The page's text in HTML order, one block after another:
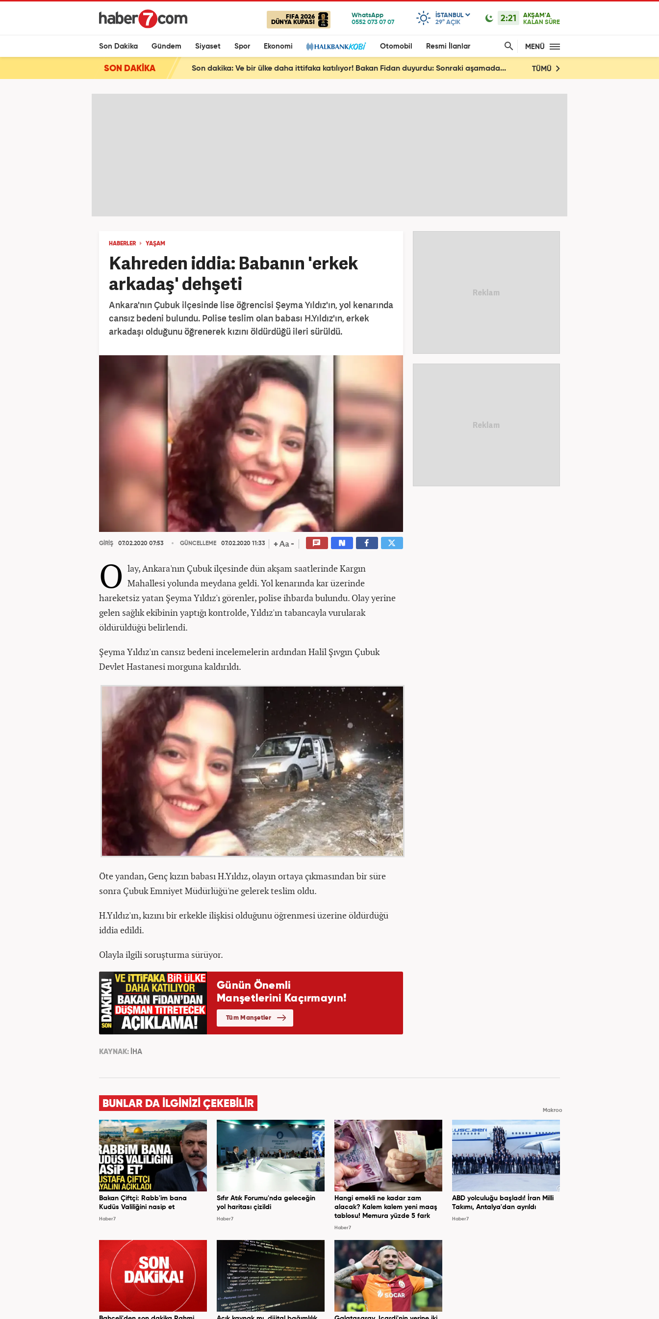
FIFA 2026
DÜNYA KUPASI
ISTANBUL
29° AÇIK 2:21
AKŞAM'A
KALAN SÜRE
Son Dakika Gündem Siyaset Spor Ekonomi Otomobil Resmi İlanlar MENÜ
SON DAKİKA Son dakika: Ve bir ülke daha ittifaka katılıyor! Bakan Fidan duyurdu: Sonraki aşamada... TÜMÜ
HABERLER YAŞAM
Kahreden iddia: Babanın 'erkek
arkadaş' dehşeti
Ankara'nın Çubuk ilçesinde lise öğrencisi Şeyma Yıldız'ın, yol kenarında
cansız bedeni bulundu. Polise teslim olan babası H.Yıldız'ın, erkek
arkadaşı olduğunu öğrenerek kızını öldürdüğü ileri sürüldü.
GİRİŞ 07.02.2020 07:53 GÜNCELLEME 07.02.2020 11:33
O lay, Ankara'nın Çubuk ilçesinde dün akşam saatlerinde Kargın
Mahallesi yolunda meydana geldi. Yol kenarında kar üzerinde
hareketsiz yatan Şeyma Yıldız'ı görenler, polise ihbarda bulundu. Olay yerine
gelen sağlık ekibinin yaptığı kontrolde, Yıldız'ın tabancayla vurularak
öldürüldüğü belirlendi.
Şeyma Yıldız'ın cansız bedeni incelemelerin ardından Halil Şıvgın Çubuk
Devlet Hastanesi morguna kaldırıldı.
Öte yandan, Genç kızın babası H.Yıldız, olayın ortaya çıkmasından bir süre
sonra Çubuk Emniyet Müdürlüğü'ne gelerek teslim oldu.
H.Yıldız'ın, kızını bir erkekle ilişkisi olduğunu öğrenmesi üzerine öldürdüğü
iddia edildi.
Olayla ilgili soruşturma sürüyor.
KAYNAK: İHA
BUNLAR DA İLGİNİZİ ÇEKEBİLİR
Makroo
Bakan Çiftçi: Rabb'im bana
Kudüs Valiliğini nasip et
Haber7
Sıfır Atık Forumu'nda geleceğin
yol haritası çizildi
Haber7
Hangi emekli ne kadar zam
alacak? Kalem kalem yeni maaş
tablosu! Memura yüzde 5 fark
Haber7
ABD yolculuğu başladı! İran Milli
Takımı, Antalya'dan ayrıldı
Haber7